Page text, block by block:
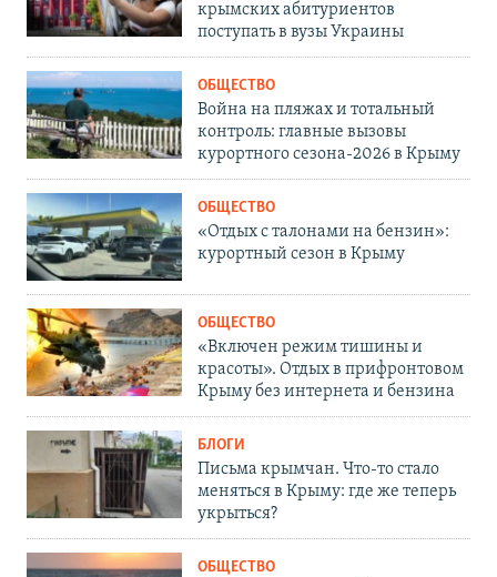
крымских абитуриентов
поступать в вузы Украины
ОБЩЕСТВО
Война на пляжах и тотальный
контроль: главные вызовы
курортного сезона-2026 в Крыму
ОБЩЕСТВО
«Отдых с талонами на бензин»:
курортный сезон в Крыму
ОБЩЕСТВО
«Включен режим тишины и
красоты». Отдых в прифронтовом
Крыму без интернета и бензина
БЛОГИ
Письма крымчан. Что-то стало
меняться в Крыму: где же теперь
укрыться?
ОБЩЕСТВО